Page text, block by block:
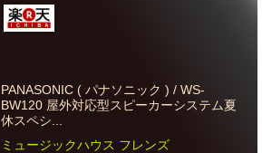
PANASONIC ( パナソニック ) / WS-
BW120 屋外対応型スピーカーシステム夏
休スペシ...
ミュージックハウス フレンズ